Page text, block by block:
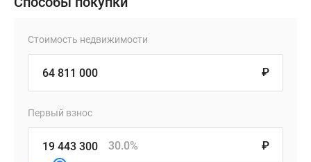
Стоимость недвижимости
₽
Первый взнос
₽
30.0%